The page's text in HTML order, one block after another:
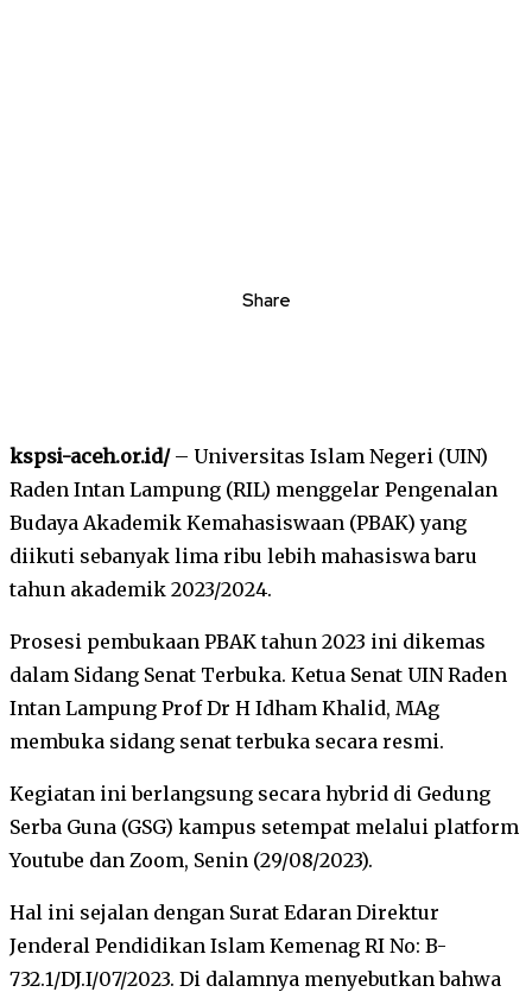
Share
kspsi-aceh.or.id/– Universitas Islam Negeri (UIN)
Raden Intan Lampung (RIL) menggelar Pengenalan
Budaya Akademik Kemahasiswaan (PBAK) yang
diikuti sebanyak lima ribu lebih mahasiswa baru
tahun akademik 2023/2024.
Prosesi pembukaan PBAK tahun 2023 ini dikemas
dalam Sidang Senat Terbuka. Ketua Senat UIN Raden
Intan Lampung Prof Dr H Idham Khalid, MAg
membuka sidang senat terbuka secara resmi.
Kegiatan ini berlangsung secara hybrid di Gedung
Serba Guna (GSG) kampus setempat melalui platform
Youtube dan Zoom, Senin (29/08/2023).
Hal ini sejalan dengan Surat Edaran Direktur
Jenderal Pendidikan Islam Kemenag RI No: B-
732.1/DJ.I/07/2023. Di dalamnya menyebutkan bahwa